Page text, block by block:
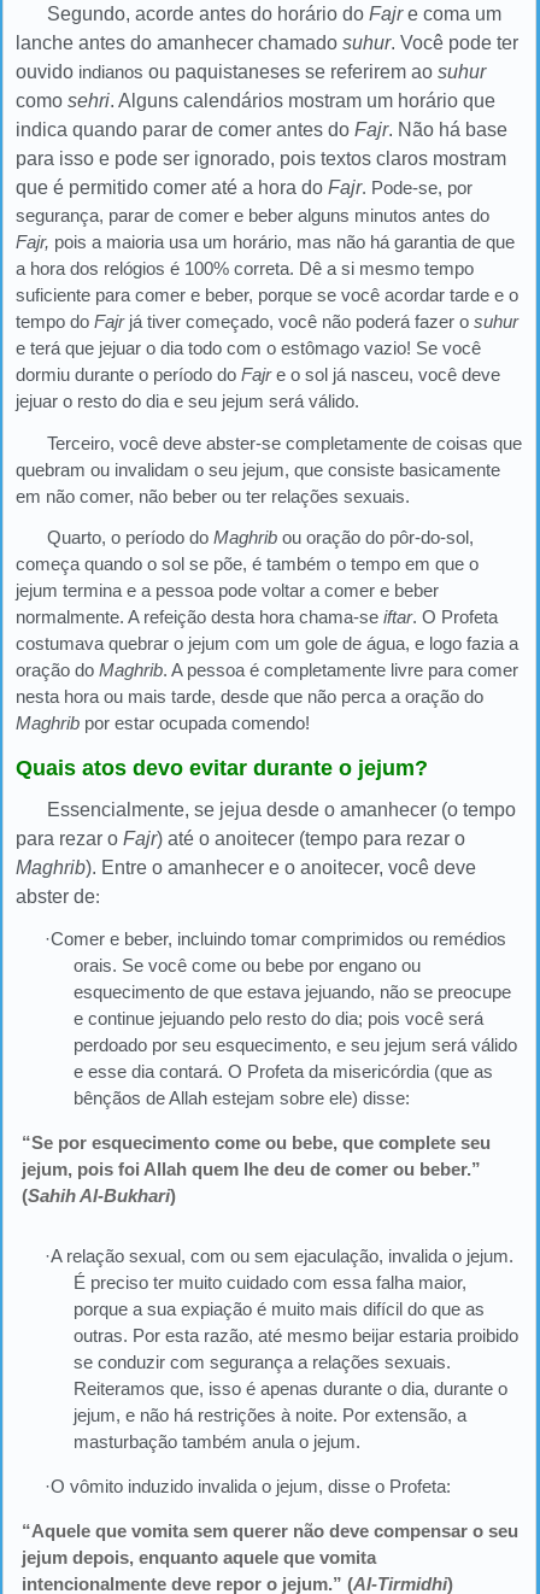
Segundo, acorde antes do horário doFajre coma um
lanche antes do amanhecer chamado suhur. Você pode ter
ouvido indianos ou paquistaneses se referirem ao suhur
como sehri. Alguns calendários mostram um horário que
indica quando parar de comer antes do Fajr. Não há base
para isso e pode ser ignorado, pois textos claros mostram
que é permitido comer até a hora do Fajr. Pode-se, por
segurança, parar de comer e beber alguns minutos antes do
Fajr, pois a maioria usa um horário, mas não há garantia de que
a hora dos relógios é 100% correta. Dê a si mesmo tempo
suficiente para comer e beber, porque se você acordar tarde e o
tempo do Fajrjá tiver começado, você não poderá fazer o suhur
e terá que jejuar o dia todo com o estômago vazio! Se você
dormiu durante o período do Fajre o sol já nasceu, você deve
jejuar o resto do dia e seu jejum será válido.
Terceiro, você deve abster-se completamente de coisas que
quebram ou invalidam o seu jejum, que consiste basicamente
em não comer, não beber ou ter relações sexuais.
Quarto, o período doMaghrib ou oração do pôr-do-sol,
começa quando o sol se põe, é também o tempo em que o
jejum termina e a pessoa pode voltar a comer e beber
normalmente. A refeição desta hora chama-se iftar. O Profeta
costumava quebrar o jejum com um gole de água, e logo fazia a
oração do Maghrib. A pessoa é completamente livre para comer
nesta hora ou mais tarde, desde que não perca a oração do
Maghrib por estar ocupada comendo!
Quais atos devo evitar durante o jejum?
Essencialmente, se jejua desde o amanhecer (o tempo
para rezar o Fajr) até o anoitecer (tempo para rezar o
Maghrib). Entre o amanhecer e o anoitecer, você deve
abster de:
·Comer e beber, incluindo tomar comprimidos ou remédios
orais. Se você come ou bebe por engano ou
esquecimento de que estava jejuando, não se preocupe
e continue jejuando pelo resto do dia; pois você será
perdoado por seu esquecimento, e seu jejum será válido
e esse dia contará. O Profeta da misericórdia (que as
bênçãos de Allah estejam sobre ele) disse:
“Se por esquecimento come ou bebe, que complete seu
jejum, pois foi Allah quem lhe deu de comer ou beber.”
(Sahih Al-Bukhari)
·A relação sexual, com ou sem ejaculação, invalida o jejum.
É preciso ter muito cuidado com essa falha maior,
porque a sua expiação é muito mais difícil do que as
outras. Por esta razão, até mesmo beijar estaria proibido
se conduzir com segurança a relações sexuais.
Reiteramos que, isso é apenas durante o dia, durante o
jejum, e não há restrições à noite. Por extensão, a
masturbação também anula o jejum.
·O vômito induzido invalida o jejum, disse o Profeta:
“Aquele que vomita sem querer não deve compensar o seu
jejum depois, enquanto aquele que vomita
intencionalmente deve repor o jejum.” (Al-Tirmidhi)